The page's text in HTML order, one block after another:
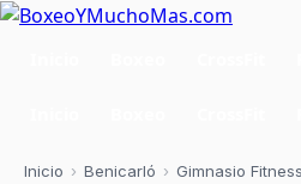
Inicio › Benicarló › Gimnasio